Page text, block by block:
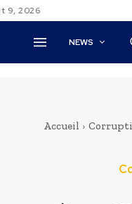
9, 2026
NEWS
Accueil